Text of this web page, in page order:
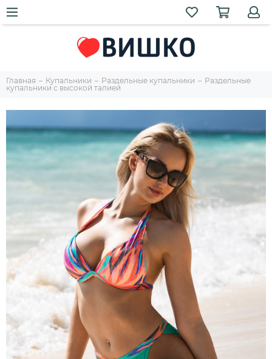
Главная Купальники Раздельные купальники
Раздельные
купальники с высокой талией